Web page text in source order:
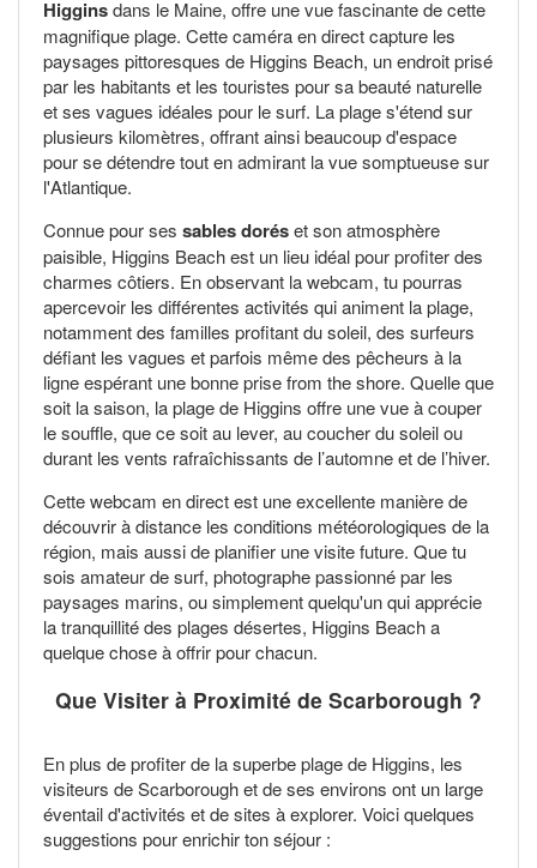
Higginsdans le Maine, offre une vue fascinante de cette
magnifique plage. Cette caméra en direct capture les
paysages pittoresques de Higgins Beach, un endroit prisé
par les habitants et les touristes pour sa beauté naturelle
et ses vagues idéales pour le surf. La plage s'étend sur
plusieurs kilomètres, offrant ainsi beaucoup d'espace
pour se détendre tout en admirant la vue somptueuse sur
l'Atlantique.
Connue pour ses sables doréset son atmosphère
paisible, Higgins Beach est un lieu idéal pour profiter des
charmes côtiers. En observant la webcam, tu pourras
apercevoir les différentes activités qui animent la plage,
notamment des familles profitant du soleil, des surfeurs
défiant les vagues et parfois même des pêcheurs à la
ligne espérant une bonne prise from the shore. Quelle que
soit la saison, la plage de Higgins offre une vue à couper
le souffle, que ce soit au lever, au coucher du soleil ou
durant les vents rafraîchissants de l’automne et de l’hiver.
Cette webcam en direct est une excellente manière de
découvrir à distance les conditions météorologiques de la
région, mais aussi de planifier une visite future. Que tu
sois amateur de surf, photographe passionné par les
paysages marins, ou simplement quelqu'un qui apprécie
la tranquillité des plages désertes, Higgins Beach a
quelque chose à offrir pour chacun.
Que Visiter à Proximité de Scarborough ?
En plus de profiter de la superbe plage de Higgins, les
visiteurs de Scarborough et de ses environs ont un large
éventail d'activités et de sites à explorer. Voici quelques
suggestions pour enrichir ton séjour :